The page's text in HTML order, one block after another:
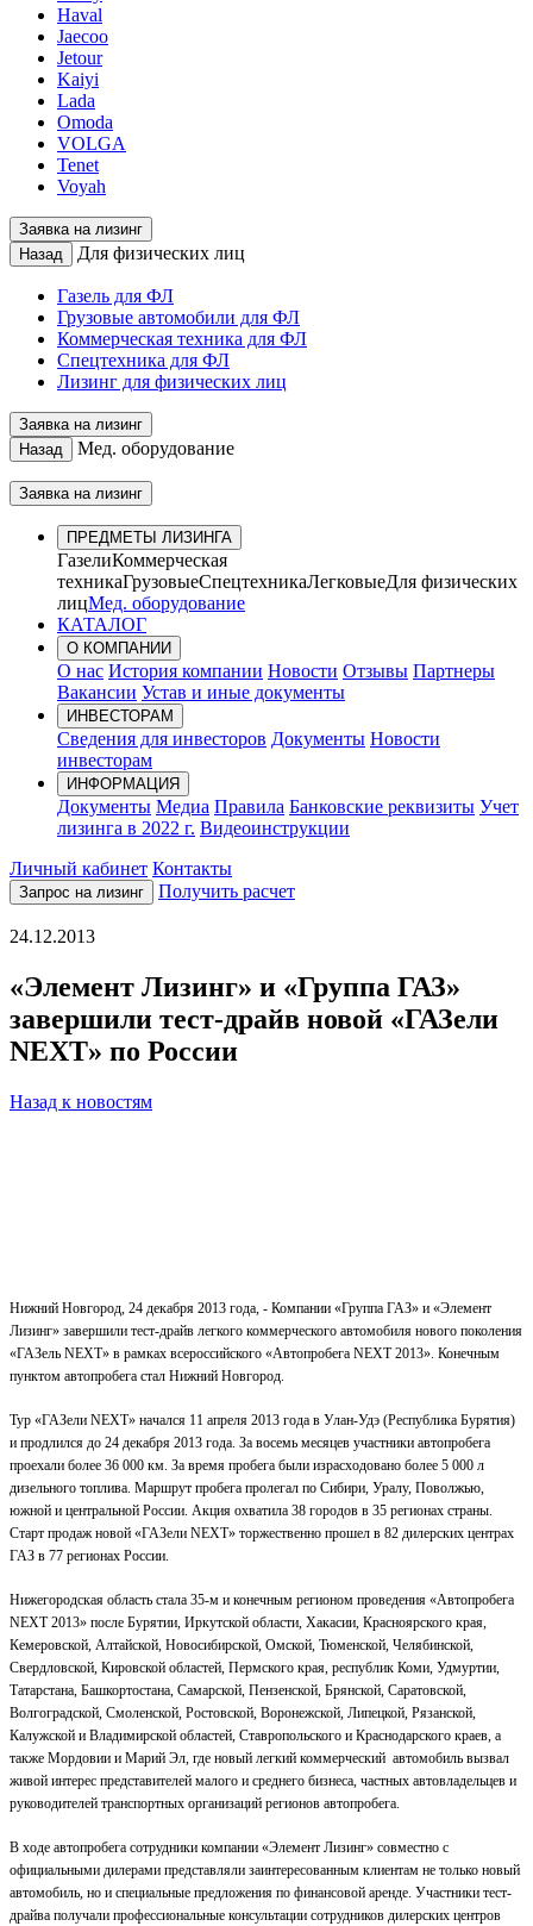
Haval
Jaecoo
Jetour
Kaiyi
Lada
Omoda
VOLGA
Tenet
Voyah
Заявка на лизинг
Назад
Для физических лиц
Газель для ФЛ
Грузовые автомобили для ФЛ
Коммерческая техника для ФЛ
Спецтехника для ФЛ
Лизинг для физических лиц
Заявка на лизинг
Назад
Мед. оборудование
Заявка на лизинг
ПРЕДМЕТЫ ЛИЗИНГА
ГазелиКоммерческая
техникаГрузовыеСпецтехникаЛегковыеДля физических
лицМед. оборудование
КАТАЛОГ
О КОМПАНИИ
О нас История компании Новости Отзывы Партнеры
Вакансии Устав и иные документы
ИНВЕСТОРАМ
Сведения для инвесторов Документы Новости
инвесторам
ИНФОРМАЦИЯ
Документы Медиа Правила Банковские реквизиты Учет
лизинга в 2022 г. Видеоинструкции
Личный кабинет Контакты
Запрос на лизинг Получить расчет
24.12.2013
«Элемент Лизинг» и «Группа ГАЗ»
завершили тест-драйв новой «ГАЗели
NEXT» по России
Назад к новостям
Нижний Новгород, 24 декабря 2013 года, - Компании «Группа ГАЗ» и «Элемент
Лизинг» завершили тест-драйв легкого коммерческого автомобиля нового поколения
«ГАЗель NEXT» в рамках всероссийского «Автопробега NEXT 2013». Конечным
пунктом автопробега стал Нижний Новгород.
Тур «ГАЗели NEXT» начался 11 апреля 2013 года в Улан-Удэ (Республика Бурятия)
и продлился до 24 декабря 2013 года. За восемь месяцев участники автопробега
проехали более 36 000 км. За время пробега были израсходовано более 5 000 л
дизельного топлива. Маршрут пробега пролегал по Сибири, Уралу, Поволжью,
южной и центральной России. Акция охватила 38 городов в 35 регионах страны.
Старт продаж новой «ГАЗели NEXT» торжественно прошел в 82 дилерских центрах
ГАЗ в 77 регионах России.
Нижегородская область стала 35-м и конечным регионом проведения «Автопробега
NEXT 2013» после Бурятии, Иркутской области, Хакасии, Красноярского края,
Кемеровской, Алтайской, Новосибирской, Омской, Тюменской, Челябинской,
Свердловской, Кировской областей, Пермского края, республик Коми, Удмуртии,
Татарстана, Башкортостана, Самарской, Пензенской, Брянской, Саратовской,
Волгоградской, Смоленской, Ростовской, Воронежской, Липецкой, Рязанской,
Калужской и Владимирской областей, Ставропольского и Краснодарского краев, а
также Мордовии и Марий Эл, где новый легкий коммерческий автомобиль вызвал
живой интерес представителей малого и среднего бизнеса, частных автовладельцев и
руководителей транспортных организаций регионов автопробега.
В ходе автопробега сотрудники компании «Элемент Лизинг» совместно с
официальными дилерами представляли заинтересованным клиентам не только новый
автомобиль, но и специальные предложения по финансовой аренде. Участники тест-
драйва получали профессиональные консультации сотрудников дилерских центров